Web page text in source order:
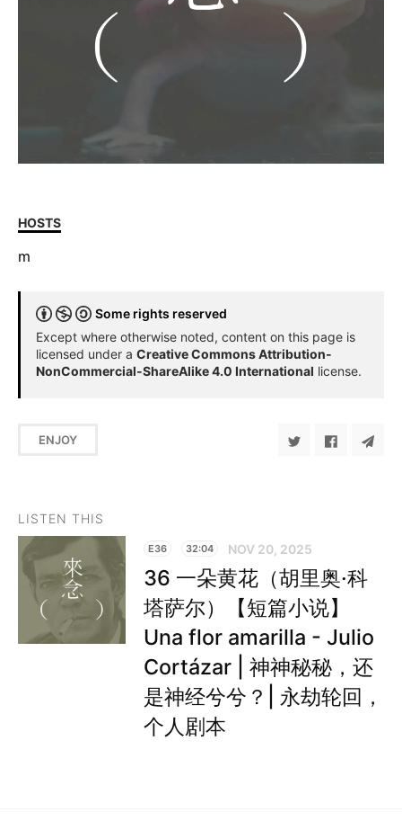
HOSTS
m
Some rights reserved
Except where otherwise noted, content on this page is
licensed under a Creative Commons Attribution-
NonCommercial-ShareAlike 4.0 International license.
ENJOY
LISTEN THIS
E36 32:04 NOV 20, 2025
36 一朵黄花（胡里奥·科
塔萨尔）【短篇小说】
Una flor amarilla - Julio
Cortázar | 神神秘秘，还
是神经兮兮？| 永劫轮回，
个人剧本